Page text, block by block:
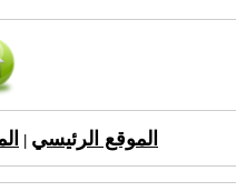
الموقع الرئيسي